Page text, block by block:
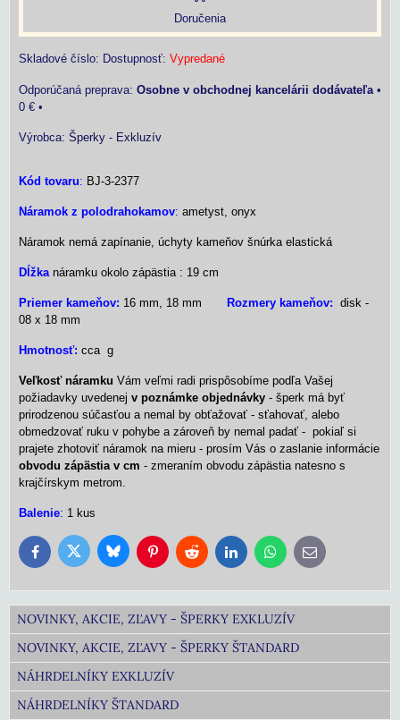
Doručenia
Skladové číslo: Dostupnosť: Vypredané
Osobne v obchodnej kancelárii dodávateľa •
0 € •
Výrobca: Šperky - Exkluzív
Kód tovaru: BJ-3-2377
Náramok z polodrahokamov: ametyst, onyx
Náramok nemá zapínanie, úchyty kameňov šnúrka elastická
Dĺžka náramku okolo zápästia : 19 cm
Priemer kameňov: 16 mm, 18 mm Rozmery kameňov: disk -
08 x 18 mm
Hmotnosť: cca g
Veľkosť náramku Vám veľmi radi prispôsobíme podľa Vašej
požiadavky uvedenej v poznámke objednávky - šperk má byť
prirodzenou súčasťou a nemal by obťažovať - sťahovať, alebo
obmedzovať ruku v pohybe a zároveň by nemal padať - pokiaľ si
prajete zhotoviť náramok na mieru - prosím Vás o zaslanie informácie
obvodu zápästia v cm - zmeraním obvodu zápästia natesno s
krajčírskym metrom.
Balenie: 1 kus
FacebookTwitter BlueskyPinterestReddit LinkedInWhatsApp
E-
mail
NOVINKY, AKCIE, ZĽAVY - ŠPERKY EXKLUZÍV
NOVINKY, AKCIE, ZĽAVY - ŠPERKY ŠTANDARD
NÁHRDELNÍKY EXKLUZÍV
NÁHRDELNÍKY ŠTANDARD